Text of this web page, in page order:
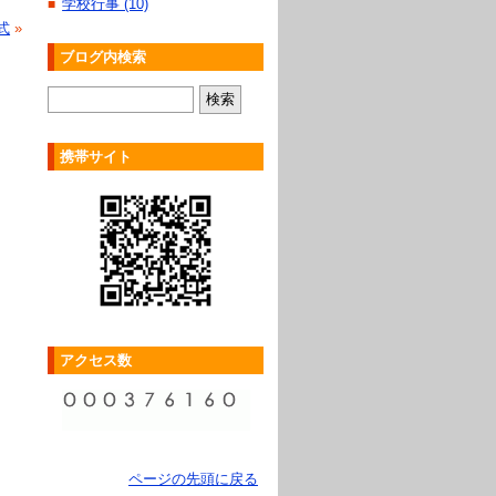
»
■ 学校行事 (10)
ブログ内検索
携帯サイト
アクセス数
ページの先頭に戻る